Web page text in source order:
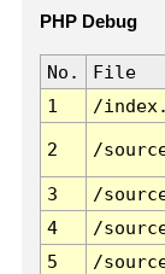
PHP Debug
No. File
1
/
2 /
3 /
4
/
5
/